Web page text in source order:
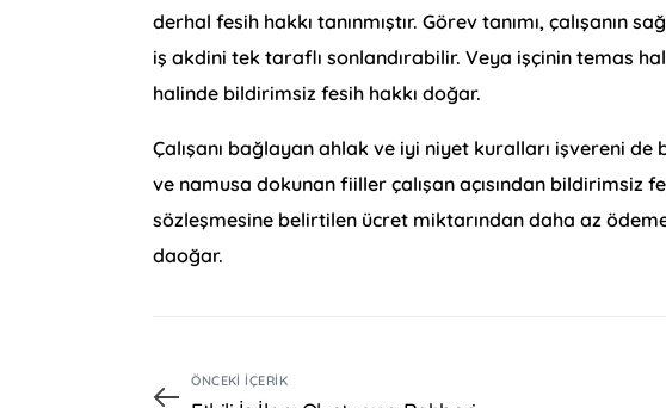
derhal fesih hakkı tanınmıştır. Görev tanımı, çalışanın
iş akdini tek taraflı sonlandırabilir. Veya işçinin temas
halinde bildirimsiz fesih hakkı doğar.
Çalışanı bağlayan ahlak ve iyi niyet kuralları işvereni
ve namusa dokunan fiiller çalışan açısından bildirimsiz
sözleşmesine belirtilen ücret miktarından daha az
daoğar.
ÖNCEKI İÇERIK